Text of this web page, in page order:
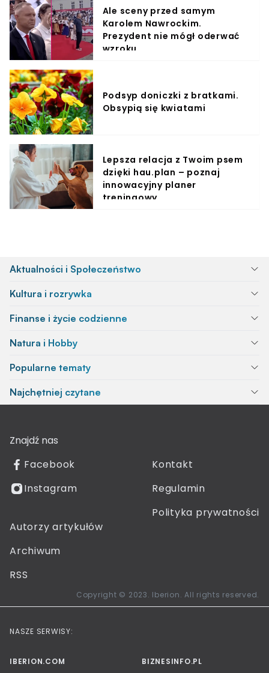
Ale sceny przed samym
Karolem Nawrockim.
Prezydent nie mógł oderwać
wzroku
Podsyp doniczki z bratkami.
Obsypią się kwiatami
Lepsza relacja z Twoim psem
dzięki hau.plan – poznaj
innowacyjny planer
treningowy
Aktualności i Społeczeństwo
Kultura i rozrywka
Finanse i życie codzienne
Natura i Hobby
Popularne tematy
Najchętniej czytane
Znajdź nas
Facebook
Instagram
Kontakt
Regulamin
Polityka prywatności
Autorzy artykułów
Archiwum
RSS
Copyright © 2023. Iberion. All rights reserved.
NASZE SERWISY:
IBERION.COM BIZNESINFO.PL